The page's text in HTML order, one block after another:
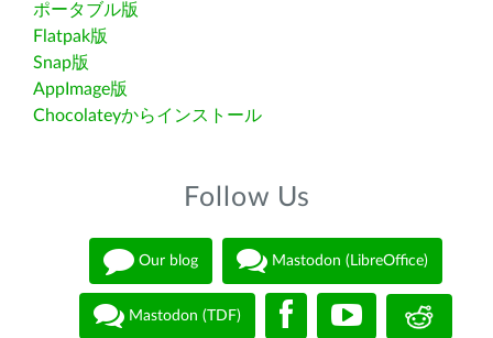
ポータブル版
Flatpak版
Snap版
AppImage版
Chocolateyからインストール
Follow Us
Our blog Mastodon (LibreOffice)
Mastodon (TDF)